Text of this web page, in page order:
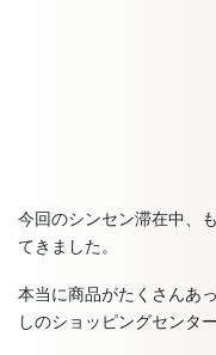
今回のシンセン滞在中、
てきました。
本当に商品がたくさんあ
しのショッピングセンタ